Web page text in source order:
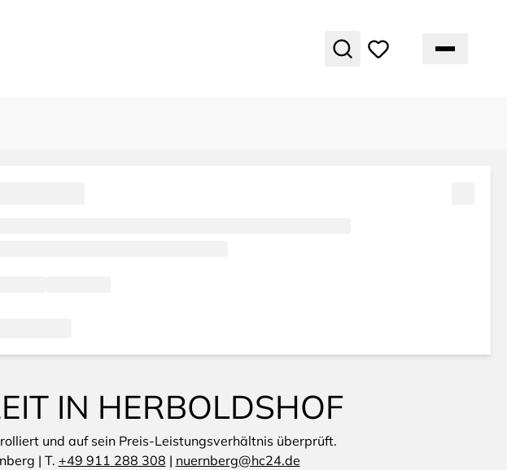
IN HERBOLDSHOF
und auf sein Preis-Leistungsverhältnis überprüft.
| T. +49 911 288 308 | nuernberg@hc24.de